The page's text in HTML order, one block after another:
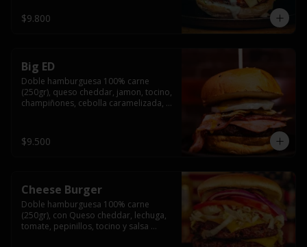
$9.800
Big ED
Doble hamburguesa 100% carne
(250gr), queso cheddar, jamon, tocino,
champiñones, cebolla caramelizada,
$9.500
Cheese Burger
Doble hamburguesa 100% carne
(250gr), con Queso cheddar, lechuga,
tomate, pepinillos, tocino y salsa